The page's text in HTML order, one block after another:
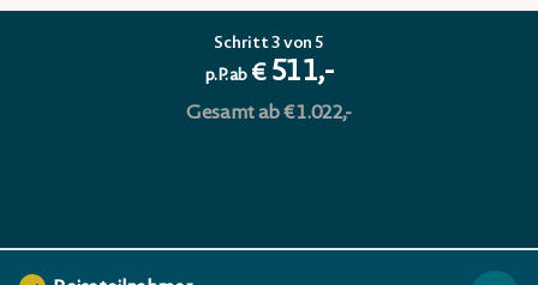
Schritt 3 von 5
p.P. ab €511,-
Gesamt ab € 1.022,-